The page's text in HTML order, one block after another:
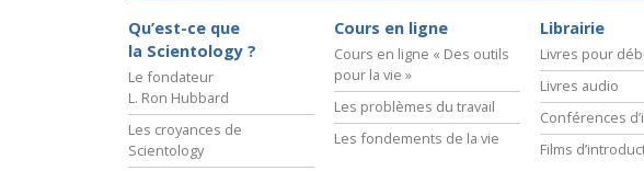
Qu’est-ce que
la Scientology ?
Le fondateur
L. Ron Hubbard
Les croyances de
Scientology
Cours en ligne
Cours en ligne « Des outils
pour la vie »
Les problèmes du travail
Les fondements de la vie
Librairie
Livres pour
Livres audio
Conférences
Films